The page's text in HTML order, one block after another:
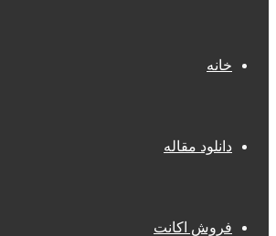
خانه
دانلود مقاله
فروش اکانت